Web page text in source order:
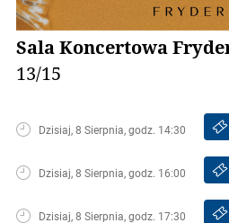
Sala Koncertowa
13/15
Dzisiaj, 8 Sierpnia, godz. 14:30
Dzisiaj, 8 Sierpnia, godz. 16:00
Dzisiaj, 8 Sierpnia, godz. 17:30